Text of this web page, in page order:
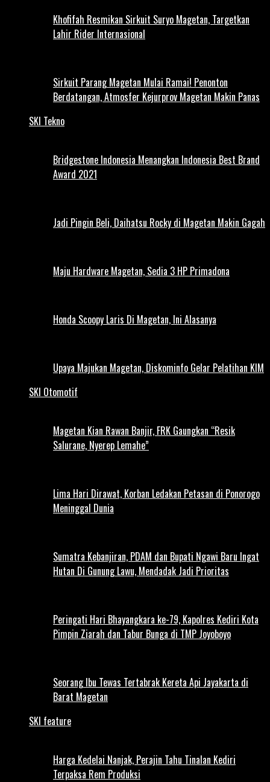
Khofifah Resmikan Sirkuit Suryo Magetan, Targetkan
Lahir Rider Internasional
Sirkuit Parang Magetan Mulai Ramai! Penonton
Berdatangan, Atmosfer Kejurprov Magetan Makin Panas
SKI Tekno
Bridgestone Indonesia Menangkan Indonesia Best Brand
Award 2021
Jadi Pingin Beli, Daihatsu Rocky di Magetan Makin Gagah
Maju Hardware Magetan, Sedia 3 HP Primadona
Honda Scoopy Laris Di Magetan, Ini Alasanya
Upaya Majukan Magetan, Diskominfo Gelar Pelatihan KIM
SKI Otomotif
Magetan Kian Rawan Banjir, FRK Gaungkan “Resik
Salurane, Nyerep Lemahe”
Lima Hari Dirawat, Korban Ledakan Petasan di Ponorogo
Meninggal Dunia
Sumatra Kebanjiran, PDAM dan Bupati Ngawi Baru Ingat
Hutan Di Gunung Lawu, Mendadak Jadi Prioritas
Peringati Hari Bhayangkara ke-79, Kapolres Kediri Kota
Pimpin Ziarah dan Tabur Bunga di TMP Joyoboyo
Seorang Ibu Tewas Tertabrak Kereta Api Jayakarta di
Barat Magetan
SKI feature
Harga Kedelai Nanjak, Perajin Tahu Tinalan Kediri
Terpaksa Rem Produksi